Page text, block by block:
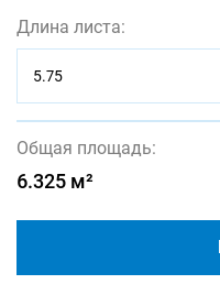
Длина листа:
5.75
Общая площадь:
6.325 м²